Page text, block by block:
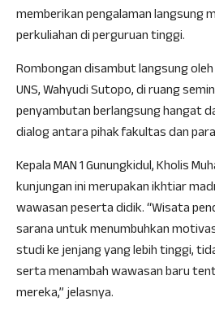
memberikan pengalaman langsung
perkuliahan di perguruan tinggi.
Rombongan disambut langsung
UNS, Wahyudi Sutopo, di ruang
penyambutan berlangsung hangat
dialog antara pihak fakultas dan
Kepala MAN 1 Gunungkidul, Kholis
kunjungan ini merupakan ikhtiar
wawasan peserta didik. “Wisata
sarana untuk menumbuhkan
studi ke jenjang yang lebih tinggi,
serta menambah wawasan baru
mereka,” jelasnya.